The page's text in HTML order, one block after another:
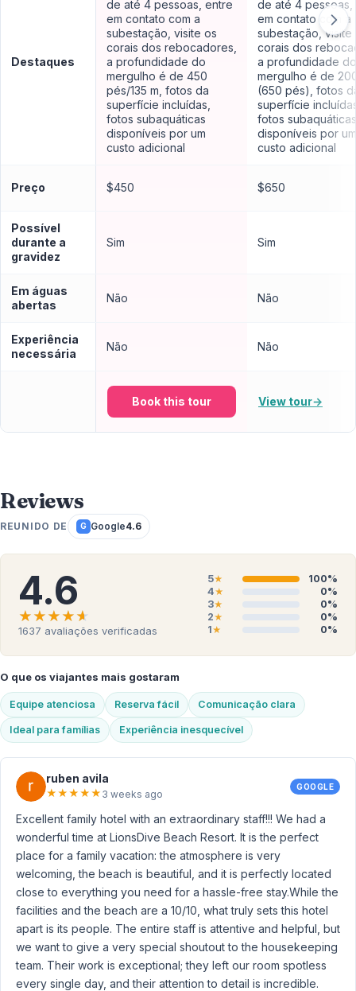
Destaques
de até 4 pessoas, entre
em contato com a
subestação, visite os
corais dos rebocadores,
a profundidade do
mergulho é de 450
pés/135 m, fotos da
superfície incluídas,
fotos subaquáticas
disponíveis por um
custo adicional
de até 4 pessoas,
em contato com a
subestação, visite
corais dos
a profundidade do
mergulho é de
(650 pés), fotos
superfície
fotos subaquáticas
disponíveis por um
custo adicional
Preço $450 $650
Possível
durante a
gravidez
Sim Sim
Em águas
abertas
Não Não
Experiência
necessária
Não Não
Book this tour View tour→
Reviews
REUNIDO DE G Google4.6
4.6
★★★★★
★★★★★
1637 avaliações verificadas
5★
100%
4★
0%
3★
0%
2★
0%
1★ 0%
O que os viajantes mais gostaram
Equipe atenciosa Reserva fácil Comunicação clara
Ideal para famílias Experiência inesquecível
ruben avila
★★★★★ 3 weeks ago
GOOGLE
Excellent family hotel with an extraordinary staff!!! We had a
wonderful time at LionsDive Beach Resort. It is the perfect
place for a family vacation: the atmosphere is very
welcoming, the beach is beautiful, and it is perfectly located
close to everything you need for a hassle-free stay. ​While the
facilities and the beach are a 10/10, what truly sets this hotel
apart is its people. The entire staff is attentive and helpful, but
we want to give a very special shoutout to the housekeeping
team. Their work is exceptional; they left our room spotless
every single day, and their attention to detail is incredible.